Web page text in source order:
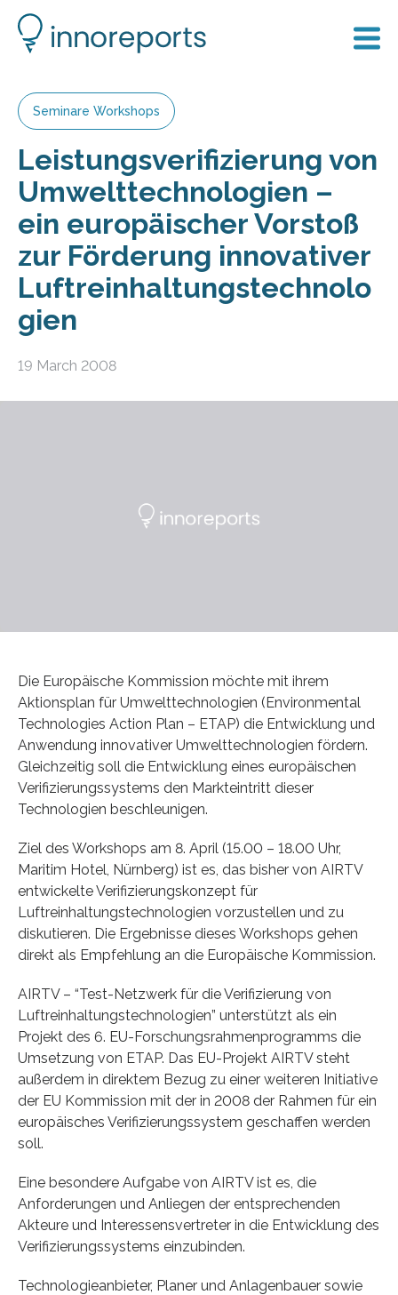
Seminare Workshops
Leistungsverifizierung von
Umwelttechnologien –
ein europäischer Vorstoß
zur Förderung innovativer
Luftreinhaltungstechnolo
gien
19 March 2008
Die Europäische Kommission möchte mit ihrem
Aktionsplan für Umwelttechnologien (Environmental
Technologies Action Plan – ETAP) die Entwicklung und
Anwendung innovativer Umwelttechnologien fördern.
Gleichzeitig soll die Entwicklung eines europäischen
Verifizierungssystems den Markteintritt dieser
Technologien beschleunigen.
Ziel des Workshops am 8. April (15.00 – 18.00 Uhr,
Maritim Hotel, Nürnberg) ist es, das bisher von AIRTV
entwickelte Verifizierungskonzept für
Luftreinhaltungstechnologien vorzustellen und zu
diskutieren. Die Ergebnisse dieses Workshops gehen
direkt als Empfehlung an die Europäische Kommission.
AIRTV – “Test-Netzwerk für die Verifizierung von
Luftreinhaltungstechnologien” unterstützt als ein
Projekt des 6. EU-Forschungsrahmenprogramms die
Umsetzung von ETAP. Das EU-Projekt AIRTV steht
außerdem in direktem Bezug zu einer weiteren Initiative
der EU Kommission mit der in 2008 der Rahmen für ein
europäisches Verifizierungssystem geschaffen werden
soll.
Eine besondere Aufgabe von AIRTV ist es, die
Anforderungen und Anliegen der entsprechenden
Akteure und Interessensvertreter in die Entwicklung des
Verifizierungssystems einzubinden.
Technologieanbieter, Planer und Anlagenbauer sowie